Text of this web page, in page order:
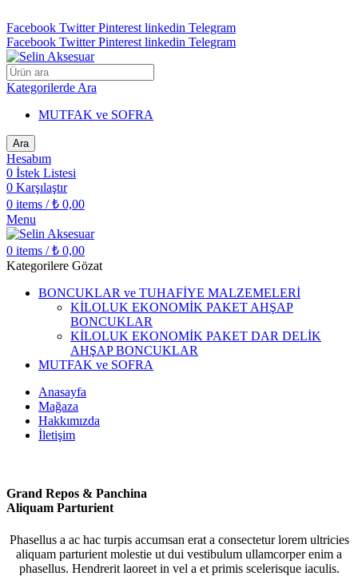
Facebook Twitter Pinterest linkedin Telegram
Facebook Twitter Pinterest linkedin Telegram
Kategorilerde Ara
MUTFAK ve SOFRA
Ara
Hesabım
0 İstek Listesi
0 Karşılaştır
0 items / ₺ 0,00
Menu
0 items / ₺ 0,00
Kategorilere Gözat
BONCUKLAR ve TUHAFİYE MALZEMELERİ
KİLOLUK EKONOMİK PAKET AHŞAP
BONCUKLAR
KİLOLUK EKONOMİK PAKET DAR DELİK
AHŞAP BONCUKLAR
MUTFAK ve SOFRA
Anasayfa
Mağaza
Hakkımızda
İletişim
Grand Repos & Panchina
Aliquam Parturient
Phasellus a ac hac turpis accumsan erat a consectetur lorem ultricies
aliquam parturient molestie ut dui vestibulum ullamcorper enim a
phasellus. Hendrerit laoreet in vel a et primis scelerisque iaculis.